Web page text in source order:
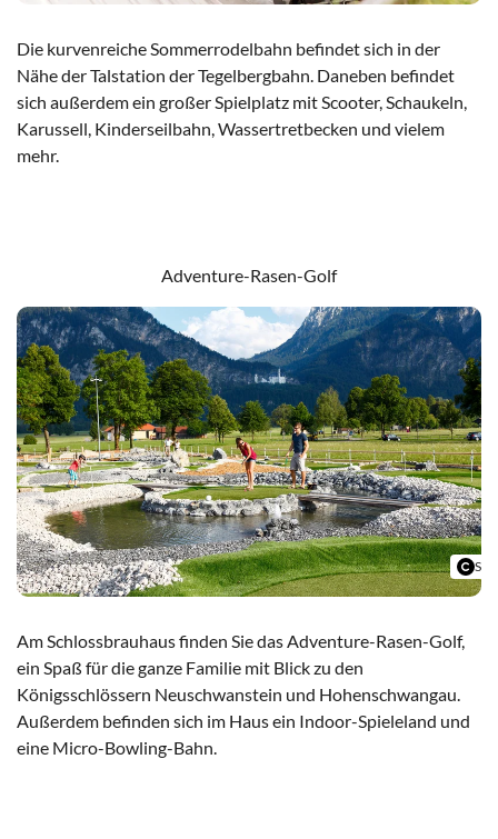
Die kurvenreiche Sommerrodelbahn befindet sich in der
Nähe der Talstation der Tegelbergbahn. Daneben befindet
sich außerdem ein großer Spielplatz mit Scooter, Schaukeln,
Karussell, Kinderseilbahn, Wassertretbecken und vielem
mehr.
Adventure-Rasen-Golf
Am Schlossbrauhaus finden Sie das Adventure-Rasen-Golf,
ein Spaß für die ganze Familie mit Blick zu den
Königsschlössern Neuschwanstein und Hohenschwangau.
Außerdem befinden sich im Haus ein Indoor-Spieleland und
eine Micro-Bowling-Bahn.